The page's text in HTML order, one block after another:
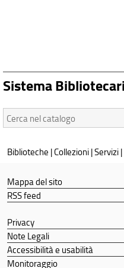
Sistema
Cerca
nel
Biblioteche |Collezioni|Servizi|
Mappa del sito
RSS feed
Privacy
Note Legali
Accessibilità e usabilità
Monitoraggio